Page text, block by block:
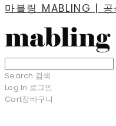
마블링 MABLING |
Search 검색
Log In 로그인
Cart장바구니